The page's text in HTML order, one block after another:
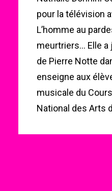
pour la télévision
L’homme au
meurtriers… Elle a
de Pierre Notte
enseigne aux
musicale du
National des Arts